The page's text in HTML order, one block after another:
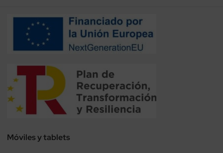
Móviles y tablets